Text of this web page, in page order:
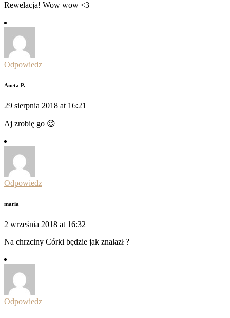
Rewelacja! Wow wow <3
Odpowiedz
Aneta P.
29 sierpnia 2018 at 16:21
Aj zrobię go 😉
Odpowiedz
maria
2 września 2018 at 16:32
Na chrzciny Córki będzie jak znalazł ?
Odpowiedz